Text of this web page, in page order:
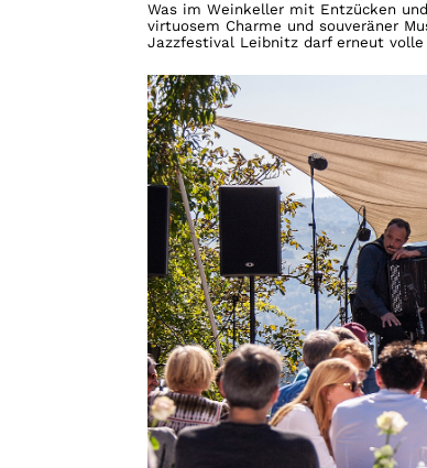
Was im Weinkeller mit Entzücken
virtuosem Charme und souveräner
Jazzfestival Leibnitz darf erneut